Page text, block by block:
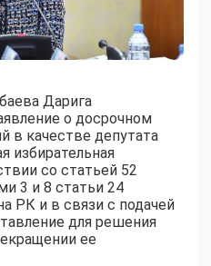
Дарига
о досрочном
в качестве депутата
избирательная
со статьей 52
3 и 8 статьи 24
РК и в связи с подачей
для решения
ее